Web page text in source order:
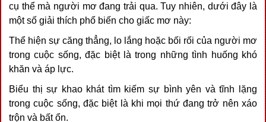
cụ thể mà người mơ đang trải qua. Tuy nhiên, dưới đây là
một số giải thích phổ biến cho giấc mơ này:
Thể hiện sự căng thẳng, lo lắng hoặc bối rối của người mơ
trong cuộc sống, đặc biệt là trong những tình huống khó
khăn và áp lực.
Biểu thị sự khao khát tìm kiếm sự bình yên và tĩnh lặng
trong cuộc sống, đặc biệt là khi mọi thứ đang trở nên xáo
trộn và bất ổn.